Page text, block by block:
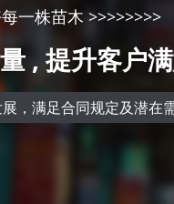
强，喜水湿，对土壤要求不
严，在深厚、富含腐殖质的土
壤上生长更好。
一株苗木 >>>>>>>>
, 提升客户
，满足合同规定及潜在